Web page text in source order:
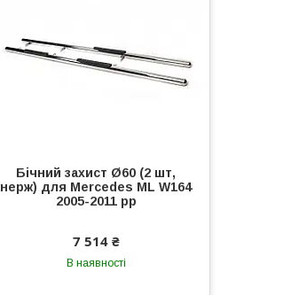
Бічний захист Ø60 (2 шт,
нерж) для Mercedes ML W164
2005-2011 рр
7 514 ₴
В наявності